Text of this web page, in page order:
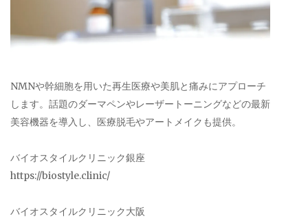
NMNや幹細胞を用いた再生医療や美肌と痛みにアプローチ
します。話題のダーマペンやレーザートーニングなどの最新
美容機器を導入し、医療脱毛やアートメイクも提供。
バイオスタイルクリニック銀座
https://biostyle.clinic/
バイオスタイルクリニック大阪